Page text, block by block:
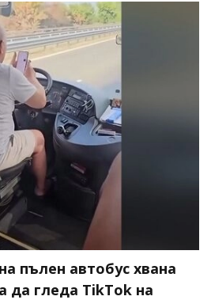
пълен автобус хвана
да гледа TikTok на